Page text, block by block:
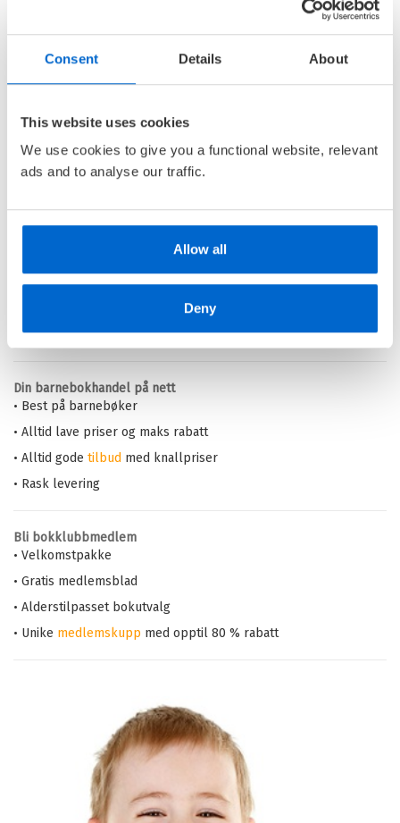
Consent Details About
This website uses cookies
We use cookies to give you a functional website, relevant
ads and to analyse our traffic.
Allow all
Deny
Medlem 179,–
Ikke medlem
349,–
Kjøp
Museum
ANNA FISKE
Innbundet
Ikke medlem
Barnas Egen Bokverden – 100% leselyst!
Din barnebokhandel på nett
• Best på barnebøker
• Alltid lave priser og maks rabatt
• Alltid gode tilbud med knallpriser
• Rask levering
Bli bokklubbmedlem
• Velkomstpakke
• Gratis medlemsblad
• Alderstilpasset bokutvalg
• Unike medlemskupp med opptil 80 % rabatt